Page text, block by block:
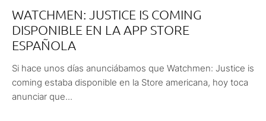
WATCHMEN: JUSTICE IS COMING
DISPONIBLE EN LA APP STORE
ESPAÑOLA
Si hace unos días anunciábamos que Watchmen: Justice is
coming estaba disponible en la Store americana, hoy toca
anunciar que...